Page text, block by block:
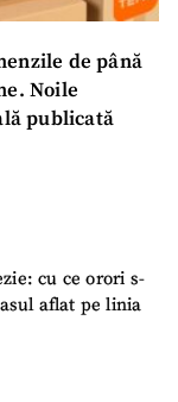
de până
Noile
publicată
cu ce orori s-
aflat pe linia